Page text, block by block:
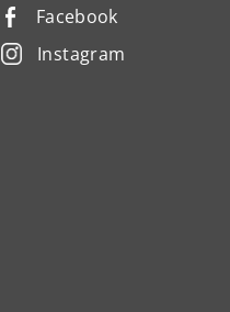
Facebook
Instagram